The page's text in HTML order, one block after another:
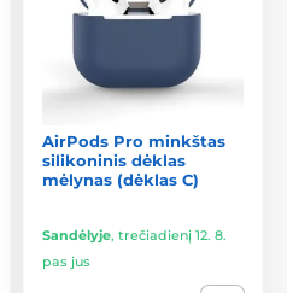
AirPods Pro minkštas
silikoninis dėklas
mėlynas (dėklas C)
Sandėlyje, trečiadienį 12. 8.
pas jus